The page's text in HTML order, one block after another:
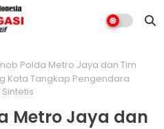
Polda Metro Jaya dan Tim
Kota Tangkap Pengendara
Metro Jaya dan